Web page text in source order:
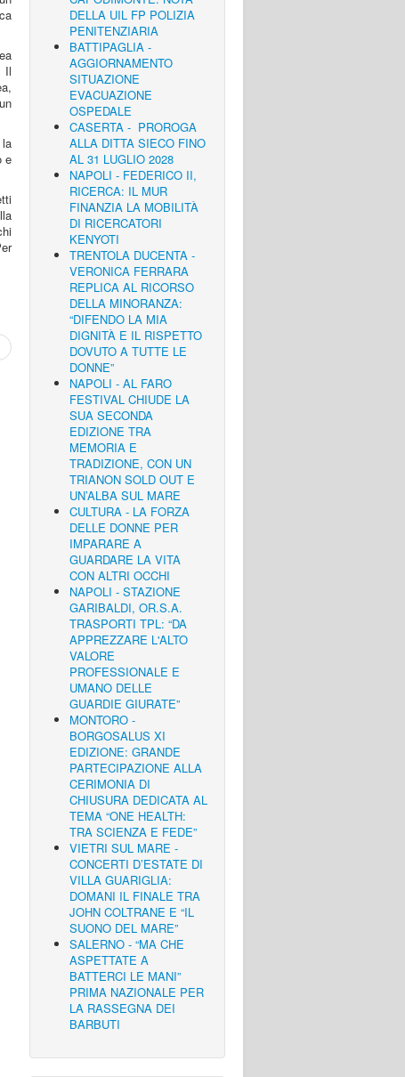
Il
e
DELLA UIL FP POLIZIA
PENITENZIARIA
BATTIPAGLIA -
AGGIORNAMENTO
SITUAZIONE
EVACUAZIONE
OSPEDALE
CASERTA - PROROGA
ALLA DITTA SIECO FINO
AL 31 LUGLIO 2028
NAPOLI - FEDERICO II,
RICERCA: IL MUR
FINANZIA LA MOBILITÀ
DI RICERCATORI
KENYOTI
TRENTOLA DUCENTA -
VERONICA FERRARA
REPLICA AL RICORSO
DELLA MINORANZA:
“DIFENDO LA MIA
DIGNITÀ E IL RISPETTO
DOVUTO A TUTTE LE
DONNE”
NAPOLI - AL FARO
FESTIVAL CHIUDE LA
SUA SECONDA
EDIZIONE TRA
MEMORIA E
TRADIZIONE, CON UN
TRIANON SOLD OUT E
UN’ALBA SUL MARE
CULTURA - LA FORZA
DELLE DONNE PER
IMPARARE A
GUARDARE LA VITA
CON ALTRI OCCHI
NAPOLI - STAZIONE
GARIBALDI, OR.S.A.
TRASPORTI TPL: “DA
APPREZZARE L'ALTO
VALORE
PROFESSIONALE E
UMANO DELLE
GUARDIE GIURATE”
MONTORO -
BORGOSALUS XI
EDIZIONE: GRANDE
PARTECIPAZIONE ALLA
CERIMONIA DI
CHIUSURA DEDICATA AL
TEMA “ONE HEALTH:
TRA SCIENZA E FEDE”
VIETRI SUL MARE -
CONCERTI D’ESTATE DI
VILLA GUARIGLIA:
DOMANI IL FINALE TRA
JOHN COLTRANE E “IL
SUONO DEL MARE”
SALERNO - “MA CHE
ASPETTATE A
BATTERCI LE MANI”
PRIMA NAZIONALE PER
LA RASSEGNA DEI
BARBUTI